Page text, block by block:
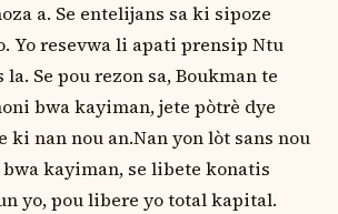
a. Se entelijans sa ki sipoze
Yo resevwa li apati prensip Ntu
Se pou rezon sa, Boukman te
bwa kayiman, jete pòtrѐ dye
ki nan nou an.Nan yon lòt sans nou
kayiman, se libete konatis
yo, pou libere yo total kapital.